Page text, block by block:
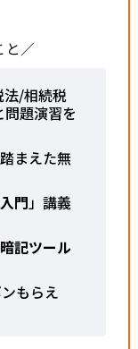
と／
法/相続税
題演習を
まえた無
門」講義
記ツール
もらえ